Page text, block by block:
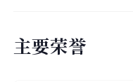
主要荣誉